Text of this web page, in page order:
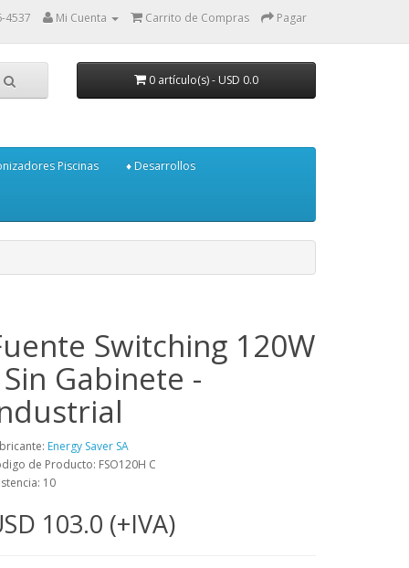
4537 Mi Cuenta Carrito de Compras Pagar
0 artículo(s) - USD 0.0
Piscinas ♦ Desarrollos
Switching 120W
Gabinete -
Energy Saver SA
de Producto: FSO120H C
10
103.0 (+IVA)